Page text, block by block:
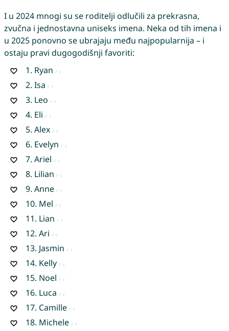
I u 2024 mnogi su se roditelji odlučili za prekrasna,
zvučna i jednostavna uniseks imena. Neka od tih imena i
u 2025 ponovno se ubrajaju među najpopularnija – i
ostaju pravi dugogodišnji favoriti:
1. Ryan
2. Isa
3. Leo
4. Eli
5. Alex
6. Evelyn
7. Ariel
8. Lilian
9. Anne
10. Mel
11. Lian
12. Ari
13. Jasmin
14. Kelly
15. Noel
16. Luca
17. Camille
18. Michele